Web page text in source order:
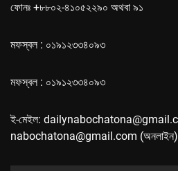
ফোনঃ +৮৮০২-৪১০৫২২৯০ অথবা ৯১
মফস্বল : ০১৯১২৩৩৪০৯৩
মফস্বল : ০১৯১২৩৩৪০৯৩
ই-মেইল:
nabochatona@gmail.com (অনলাইন)